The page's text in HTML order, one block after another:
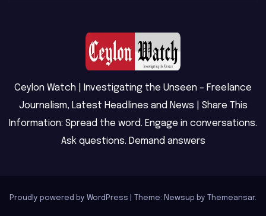
Ceylon Watch | Investigating the Unseen – Freelance
Journalism, Latest Headlines and News | Share This
Information: Spread the word. Engage in conversations.
Ask questions. Demand answers
Proudly powered by WordPress Theme: Newsup by Themeansar.